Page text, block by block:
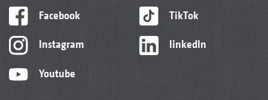
Facebook
Instagram
Youtube
TikTok
linkedIn